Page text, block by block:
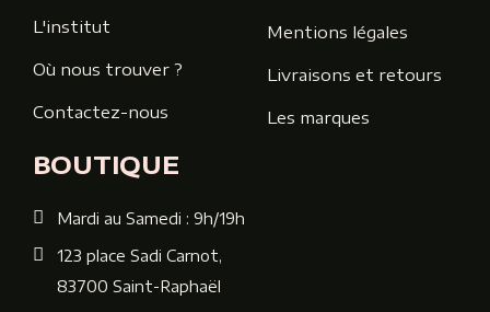
L'institut
Où nous trouver ?
Contactez-nous
Mentions légales
Livraisons et retours
Les marques
BOUTIQUE
Mardi au Samedi : 9h/19h
123 place Sadi Carnot,
83700 Saint-Raphaël